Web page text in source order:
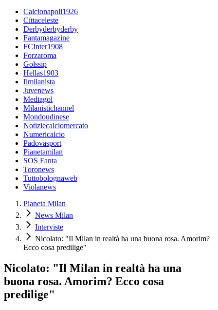
Calcionapoli1926
Cittaceleste
Derbyderbyderby
Fantamagazine
FCInter1908
Forzaroma
Golssip
Hellas1903
Ilmilanista
Juvenews
Mediagol
Milanistichannel
Mondoudinese
Notiziecalciomercato
Numericalcio
Padovasport
Pianetamilan
SOS Fanta
Toronews
Tuttobolognaweb
Violanews
Pianeta Milan
News Milan
Interviste
Nicolato: "Il Milan in realtà ha una buona rosa. Amorim?
Ecco cosa predilige"
Nicolato: "Il Milan in realtà ha una
buona rosa. Amorim? Ecco cosa
predilige"